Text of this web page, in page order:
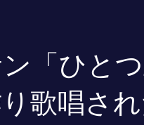
「ひと
歌唱さ